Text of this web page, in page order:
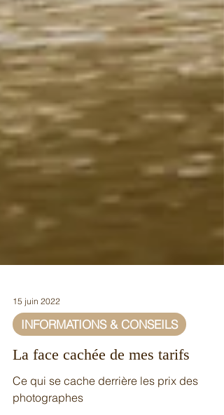
15 juin 2022
INFORMATIONS & CONSEILS
La face cachée de mes tarifs
Ce qui se cache derrière les prix des